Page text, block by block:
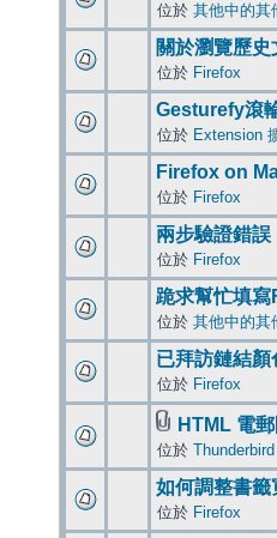
位於 其他中的其
關於瀏覽歷
位於 Firefox
Gesturefy滾
位於 Extension
Firefox on
位於 Firefox
兩步驗證錯誤
位於 Firefox
跪求幫忙填寫
位於 其他中的其
已拜訪鏈結顏
位於 Firefox
HTML 電
位於 Thunderbird
如何調整書籤
位於 Firefox